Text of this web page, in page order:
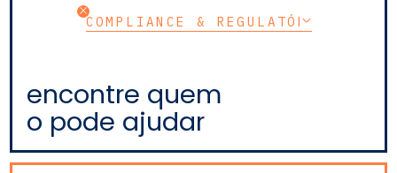
COMPLIANCE & REGULATÓRIO
encontre quem
o pode ajudar